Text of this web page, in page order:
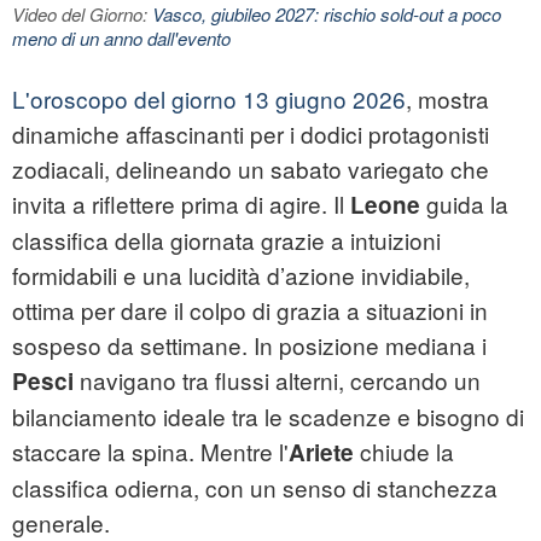
Video del Giorno: Vasco, giubileo 2027: rischio sold-out a poco
meno di un anno dall'evento
L'oroscopo del giorno 13 giugno 2026, mostra
dinamiche affascinanti per i dodici protagonisti
zodiacali, delineando un sabato variegato che
invita a riflettere prima di agire. Il Leone guida la
classifica della giornata grazie a intuizioni
formidabili e una lucidità d’azione invidiabile,
ottima per dare il colpo di grazia a situazioni in
sospeso da settimane. In posizione mediana i
Pesci navigano tra flussi alterni, cercando un
bilanciamento ideale tra le scadenze e bisogno di
staccare la spina. Mentre l'Ariete chiude la
classifica odierna, con un senso di stanchezza
generale.